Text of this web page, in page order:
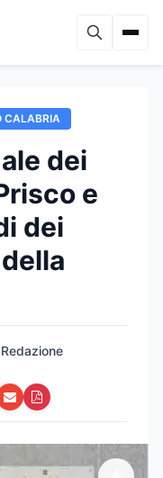
CALABRIA
dei
e
dei
Redazione